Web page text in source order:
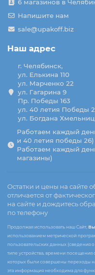
6 магазинов в
Напишите нам
sale@upakoff.biz
Наш адрес
г. Челябинск,
ул. Елькина 110
ул. Марченко 22
ул. Гагарина 9
Пр. Победы 163
ул. 40 летия Победы
ул. Богдана
Работаем каждый
и 40 летия победы 26)
Работаем каждый
магазины)
Остатки и цены на сайте
отличается от
на сайте и дождитесь
по телефону
Продолжая использовать наш Сайт, Вы
использованием метрической
пользовательских данных
типе устройства, времени посещения
которых были совершены переходы
эта информация необходима для